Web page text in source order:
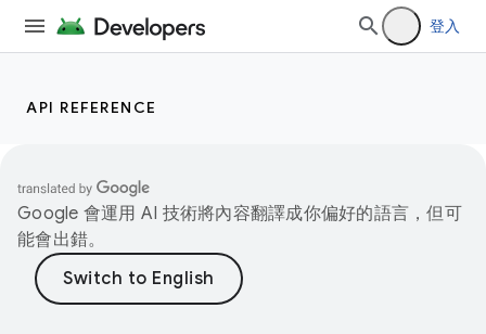
登入
API REFERENCE
Google 會運用 AI 技術將內容翻譯成你偏好的語言，但可
能會出錯。